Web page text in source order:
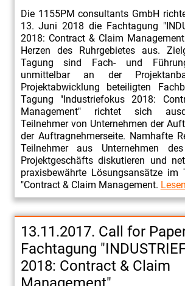
Die 1155PM consultants GmbH
13. Juni 2018 die Fachtagung
2018: Contract & Claim
Herzen des Ruhrgebietes aus.
Tagung sind Fach- und
unmittelbar an der
Projektabwicklung beteiligten
Tagung "Industriefokus 2018:
Management" richtet sich
Teilnehmer von Unternehmen der
der Auftragnehmerseite. Namhafte
Teilnehmer aus Unternehmen
Projektgeschäfts diskutieren und
praxisbewährte Lösungsansätze im
"Contract & Claim Management.
13.11.2017. Call for
Fachtagung
2018: Contract & Claim